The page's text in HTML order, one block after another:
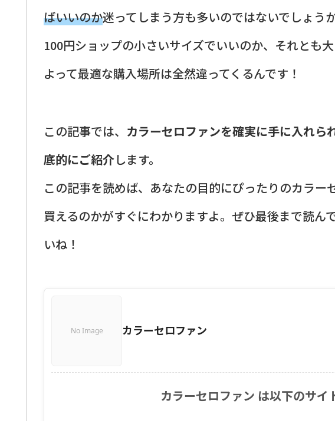
ばいいのか迷ってしまう方も多いのではないでしょう
100円ショップの小さいサイズでいいのか、それとも
よって最適な購入場所は全然違ってくるんです！
この記事では、 カラーセロファンを確実に手に入れら
底的にご紹介します。
この記事を読めば、あなたの目的にぴったりのカラー
買えるのかがすぐにわかりますよ。ぜひ最後まで読ん
いね！
No Image カラーセロファン
カラーセロファン は以下のサイ